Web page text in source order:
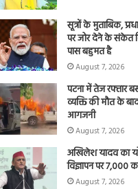
सूत्रों के मुताबिक,
पर जोर देने के संकेत
पास बहुमत है
August 7, 2026
पटना में तेज
व्यक्ति की मौत के
आगजनी
August 7, 2026
अखिलेश यादव का
विज्ञापन पर 7,000
August 7, 2026